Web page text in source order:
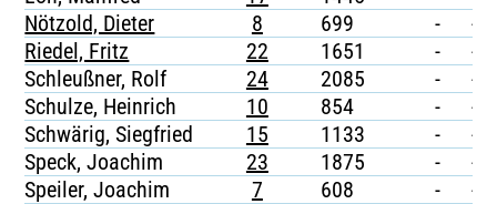
Nötzold, Dieter
8 699 -
-
Riedel, Fritz
22 1651 -
-
Schleußner, Rolf
24 2085 -
-
Schulze, Heinrich
10 854 -
-
Schwärig, Siegfried
15 1133 -
-
Speck, Joachim
23 1875 -
-
Speiler, Joachim
7 608 - -